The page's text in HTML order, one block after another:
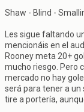
Shaw - Blind -
Les sigue faltando
mencionáis en el
Rooney meta 20+
mucho riesgo. Pero
mercado no hay
será para tener a un
tire a portería,